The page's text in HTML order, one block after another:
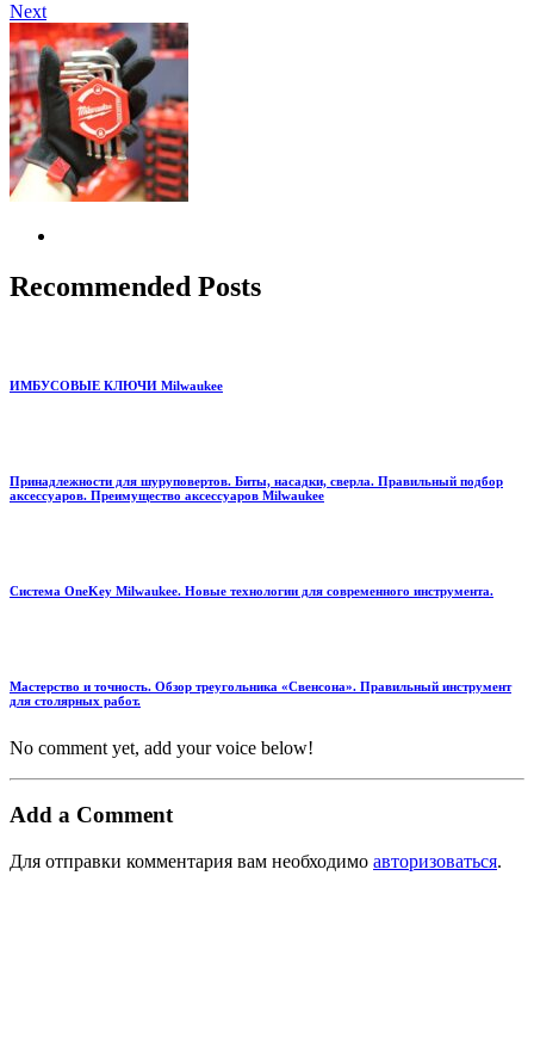
Next
Recommended Posts
ИМБУСОВЫЕ КЛЮЧИ Milwaukee
Принадлежности для шуруповертов. Биты, насадки, сверла. Правильный подбор
аксессуаров. Преимущество аксессуаров Milwaukee
Система OneKey Milwaukee. Новые технологии для современного инструмента.
Мастерство и точность. Обзор треугольника «Свенсона». Правильный инструмент
для столярных работ.
No comment yet, add your voice below!
Add a Comment
Для отправки комментария вам необходимо авторизоваться.